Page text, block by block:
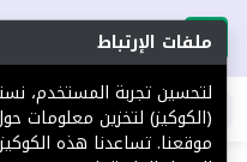
تحميل التطبيق
ملفات الإرتباط
لتحسين تجربة المستخدم،
(الكوكيز) لتخزين معلومات
موقعنا. تساعدنا هذه